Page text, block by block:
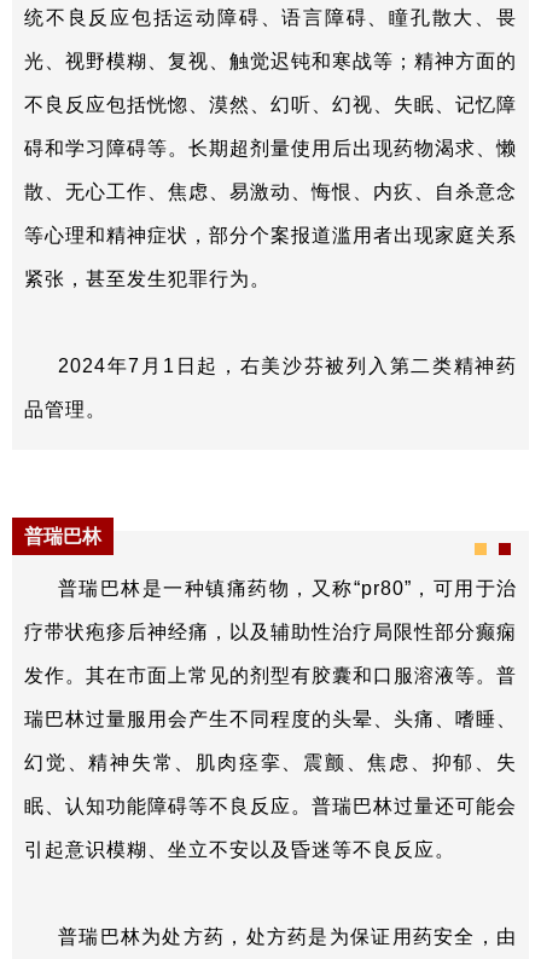
统不良反应包括运动障碍、语言障碍、瞳孔散大、畏
光、视野模糊、复视、触觉迟钝和寒战等；精神方面的
不良反应包括恍惚、漠然、幻听、幻视、失眠、记忆障
碍和学习障碍等。长期超剂量使用后出现药物渴求、懒
散、无心工作、焦虑、易激动、悔恨、内疚、自杀意念
等心理和精神症状，部分个案报道滥用者出现家庭关系
紧张，甚至发生犯罪行为。
2024年7月1日起，右美沙芬被列入第二类精神药
品管理。
普瑞巴林
普瑞巴林是一种镇痛药物，又称“pr80”，可用于治
疗带状疱疹后神经痛，以及辅助性治疗局限性部分癫痫
发作。其在市面上常见的剂型有胶囊和口服溶液等。普
瑞巴林过量服用会产生不同程度的头晕、头痛、嗜睡、
幻觉、精神失常、肌肉痉挛、震颤、焦虑、抑郁、失
眠、认知功能障碍等不良反应。普瑞巴林过量还可能会
引起意识模糊、坐立不安以及昏迷等不良反应。
普瑞巴林为处方药，处方药是为保证用药安全，由